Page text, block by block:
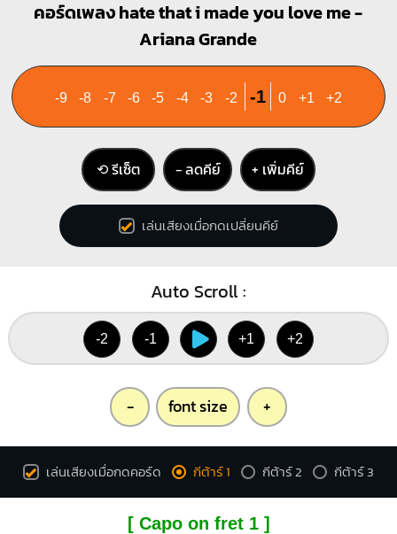
คอร์ดเพลง hate that i made you love me -
Ariana Grande
-9 -8 -7 -6 -5 -4 -3 -2 -1 0 +1 +2
⟲ รีเซ็ต − ลดคีย์ + เพิ่มคีย์
เล่นเสียงเมื่อกดเปลี่ยนคีย์
Auto Scroll :
-2 -1 +1 +2
- font size +
เล่นเสียงเมื่อกดคอร์ด กีต้าร์ 1 กีต้าร์ 2 กีต้าร์ 3
[ Capo on fret 1 ]